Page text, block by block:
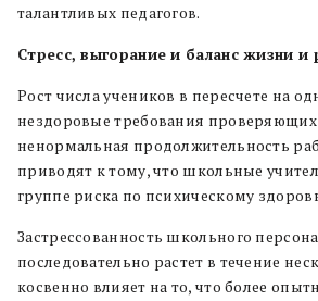
талантливых педагогов.
Стресс, выгорание и баланс жизни и
Рост числа учеников в пересчете на
нездоровые требования
ненормальная продолжительность
приводят к тому, что школьные
группе риска по психическому
Застрессованность школьного
последовательно растет в течение
косвенно влияет на то, что более